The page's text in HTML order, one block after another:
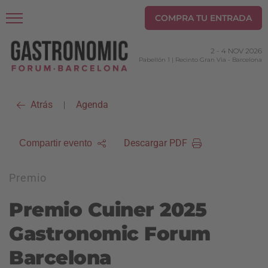
COMPRA TU ENTRADA
2 - 4 NOV 2026
Pabellón 1 | Recinto Gran Via - Barcelona
Atrás | Agenda
Compartir evento Descargar PDF
Premio
Premio Cuiner 2025
Gastronomic Forum
Barcelona